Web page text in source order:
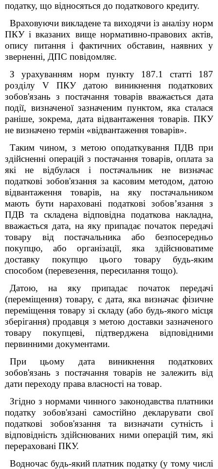
податку, що відносяться до податкового кредиту.
Враховуючи викладене та виходячи із аналізу норм
ПКУ і вказаних вище нормативно-правових актів,
опису питання і фактичних обставин, наявних у
зверненні, ДПС повідомляє.
З урахуванням норм пункту 187.1 статті 187
розділу V ПКУ датою виникнення податкових
зобов'язань з постачання товарів вважається дата
події, визначеної зазначеним пунктом, яка сталася
раніше, зокрема, дата відвантаження товарів. ПКУ
не визначено термін «відвантаження товарів».
Таким чином, з метою оподаткування ПДВ при
здійсненні операцій з постачання товарів, оплата за
які не відбулася і постачальник не визначає
податкові зобов'язання за касовим методом, датою
відвантаження товарів, на яку постачальником
мають бути нараховані податкові зобовʼязання з
ПДВ та складена відповідна податкова накладна,
вважається дата, на яку припадає початок передачі
товару від постачальника або безпосередньо
покупцю, або організації, яка здійснюватиме
доставку покупцю цього товару будь-яким
способом (перевезення, пересилання тощо).
Датою, на яку припадає початок передачі
(переміщення) товару, є дата, яка визначає фізичне
переміщення товару зі складу (або будь-якого місця
зберігання) продавця з метою доставки зазначеного
товару покупцеві, підтверджена відповідними
первинними документами.
При цьому дата виникнення податкових
зобов'язань з постачання товарів не залежить від
дати переходу права власності на товар.
Згідно з нормами чинного законодавства платники
податку зобов'язані самостійно декларувати свої
податкові зобов'язання та визначати сутність і
відповідність здійснюваних ними операцій тим, які
перераховані ПКУ.
Водночас будь-який платник податку (у тому числі